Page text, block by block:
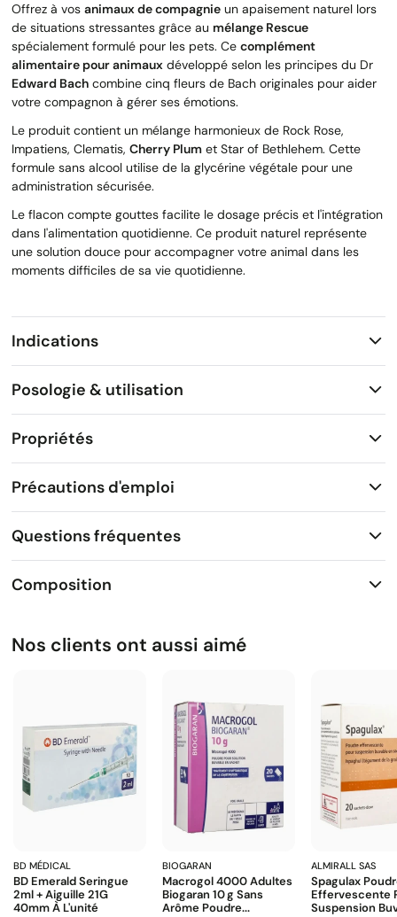
Offrez à vos animaux de compagnie un apaisement naturel lors
de situations stressantes grâce au mélange Rescue
spécialement formulé pour les pets. Ce complément
alimentaire pour animaux développé selon les principes du Dr
Edward Bach combine cinq fleurs de Bach originales pour aider
votre compagnon à gérer ses émotions.
Le produit contient un mélange harmonieux de Rock Rose,
Impatiens, Clematis, Cherry Plum et Star of Bethlehem. Cette
formule sans alcool utilise de la glycérine végétale pour une
administration sécurisée.
Le flacon compte gouttes facilite le dosage précis et l'intégration
dans l'alimentation quotidienne. Ce produit naturel représente
une solution douce pour accompagner votre animal dans les
moments difficiles de sa vie quotidienne.
Indications
Posologie & utilisation
Propriétés
Précautions d'emploi
Questions fréquentes
Composition
Nos clients ont aussi aimé
BD MÉDICAL
BD Emerald Seringue
2ml + Aiguille 21G
40mm À L'unité
BIOGARAN
Macrogol 4000 Adultes
Biogaran 10 G Sans
Arôme Poudre...
ALMIRALL SAS
Spagulax
Effervescente
Suspension